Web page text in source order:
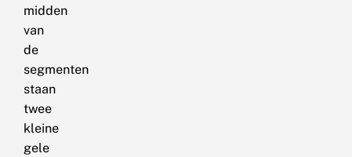
midden
van
de
segmenten
staan
twee
kleine
gele